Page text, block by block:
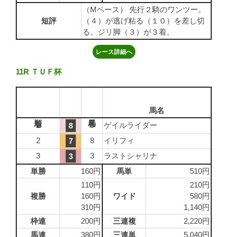
短評
（Mペース） 先行２騎のワンツー。
（４）が逃げ粘る（１０）を差し切
る。ジリ脚（３）が３着。
レース詳細へ
11R ＴＵＦ杯
馬名
1
8 9
ゲイルライダー
2
7 8
イリフィ
3
3 3
ラストシャリナ
単勝
160円 馬単 510円
複勝
110円
160円
310円
ワイド
210円
580円
1,140円
枠連
200円 三連複
2,220円
馬連
380円 三連単 5,040円